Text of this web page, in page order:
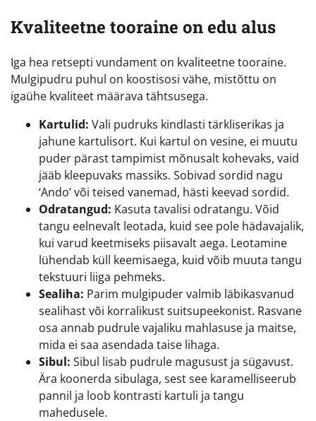
Kvaliteetne tooraine on edu alus
Iga hea retsepti vundament on kvaliteetne tooraine.
Mulgipudru puhul on koostisosi vähe, mistõttu on
igaühe kvaliteet määrava tähtsusega.
Kartulid: Vali pudruks kindlasti tärkliserikas ja
jahune kartulisort. Kui kartul on vesine, ei muutu
puder pärast tampimist mõnusalt kohevaks, vaid
jääb kleepuvaks massiks. Sobivad sordid nagu
‘Ando’ või teised vanemad, hästi keevad sordid.
Odratangud: Kasuta tavalisi odratangu. Võid
tangu eelnevalt leotada, kuid see pole hädavajalik,
kui varud keetmiseks piisavalt aega. Leotamine
lühendab küll keemisaega, kuid võib muuta tangu
tekstuuri liiga pehmeks.
Sealiha: Parim mulgipuder valmib läbikasvanud
sealihast või korralikust suitsupeekonist. Rasvane
osa annab pudrule vajaliku mahlasuse ja maitse,
mida ei saa asendada taise lihaga.
Sibul: Sibul lisab pudrule magusust ja sügavust.
Ära koonerda sibulaga, sest see karamelliseerub
pannil ja loob kontrasti kartuli ja tangu
mahedusele.